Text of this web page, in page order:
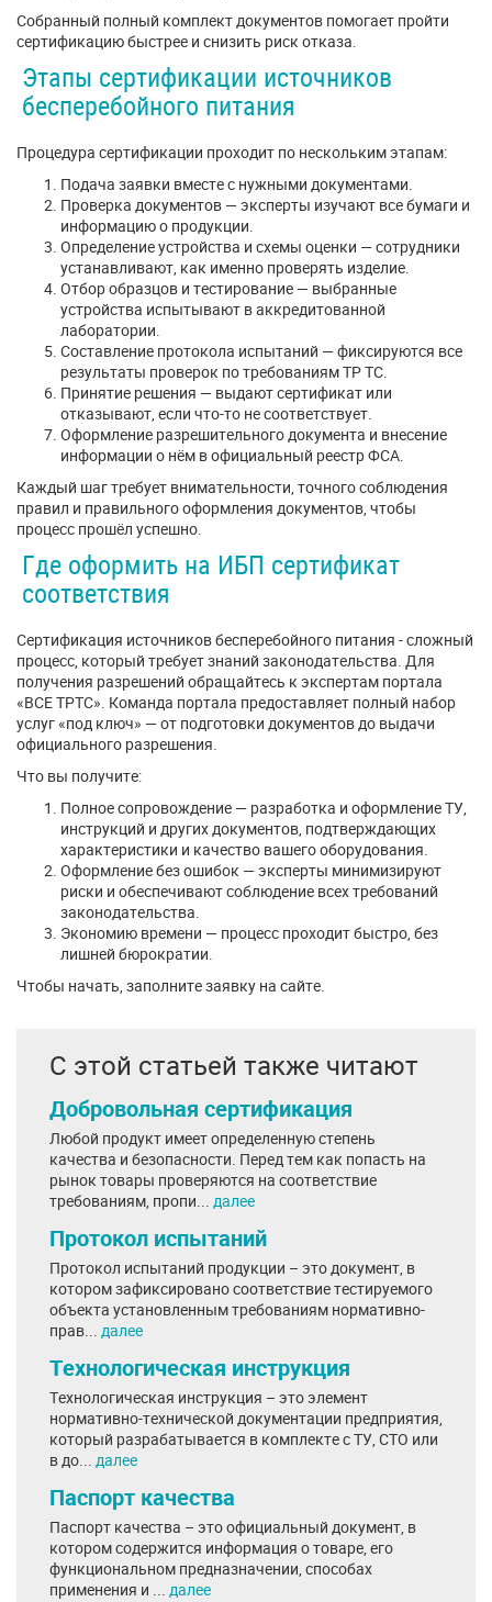
Собранный полный комплект документов помогает пройти
сертификацию быстрее и снизить риск отказа.
Этапы сертификации источников
бесперебойного питания
Процедура сертификации проходит по нескольким этапам:
Подача заявки вместе с нужными документами.
Проверка документов — эксперты изучают все бумаги и
информацию о продукции.
Определение устройства и схемы оценки — сотрудники
устанавливают, как именно проверять изделие.
Отбор образцов и тестирование — выбранные
устройства испытывают в аккредитованной
лаборатории.
Составление протокола испытаний — фиксируются все
результаты проверок по требованиям ТР ТС.
Принятие решения — выдают сертификат или
отказывают, если что-то не соответствует.
Оформление разрешительного документа и внесение
информации о нём в официальный реестр ФСА.
Каждый шаг требует внимательности, точного соблюдения
правил и правильного оформления документов, чтобы
процесс прошёл успешно.
Где оформить на ИБП сертификат
соответствия
Сертификация источников бесперебойного питания - сложный
процесс, который требует знаний законодательства. Для
получения разрешений обращайтесь к экспертам портала
«ВСЕ ТРТС». Команда портала предоставляет полный набор
услуг «под ключ» — от подготовки документов до выдачи
официального разрешения.
Что вы получите:
Полное сопровождение — разработка и оформление ТУ,
инструкций и других документов, подтверждающих
характеристики и качество вашего оборудования.
Оформление без ошибок — эксперты минимизируют
риски и обеспечивают соблюдение всех требований
законодательства.
Экономию времени — процесс проходит быстро, без
лишней бюрократии.
Чтобы начать, заполните заявку на сайте.
С этой статьей также читают
Добровольная сертификация
Любой продукт имеет определенную степень
качества и безопасности. Перед тем как попасть на
рынок товары проверяются на соответствие
требованиям, пропи... далее
Протокол испытаний
Протокол испытаний продукции – это документ, в
котором зафиксировано соответствие тестируемого
объекта установленным требованиям нормативно-
прав... далее
Технологическая инструкция
Технологическая инструкция – это элемент
нормативно-технической документации предприятия,
который разрабатывается в комплекте с ТУ, СТО или
в до... далее
Паспорт качества
Паспорт качества – это официальный документ, в
котором содержится информация о товаре, его
функциональном предназначении, способах
применения и ... далее